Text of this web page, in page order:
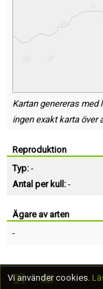
Kartan genereras med
ingen exakt karta över
Reproduktion
Typ: -
Antal per kull: -
Ägare av arten
-
Vi använder cookies.